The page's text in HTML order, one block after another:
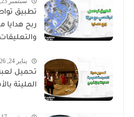
تطبيق
ربح هدايا
والتعليقات
يناير 24, 2026
تحميل
المليئة